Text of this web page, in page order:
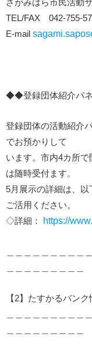
TEL/FAX 042-755-
E-mail
◆◆登録団体紹介パ
登録団体の活動紹介
でお預かりして
います。市内4カ所
は随時受付ます。
5月展示の詳細は、
ご活用ください。
◇詳細：
https://
【2】たすかるバンク